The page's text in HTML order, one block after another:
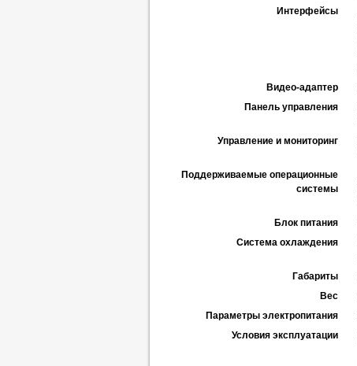
Интерфейсы
Видео-адаптер
Панель управления
Управление и мониторинг
Поддерживаемые операционные
системы
Блок питания
Система охлаждения
Габариты
Вес
Параметры электропитания
Условия эксплуатации